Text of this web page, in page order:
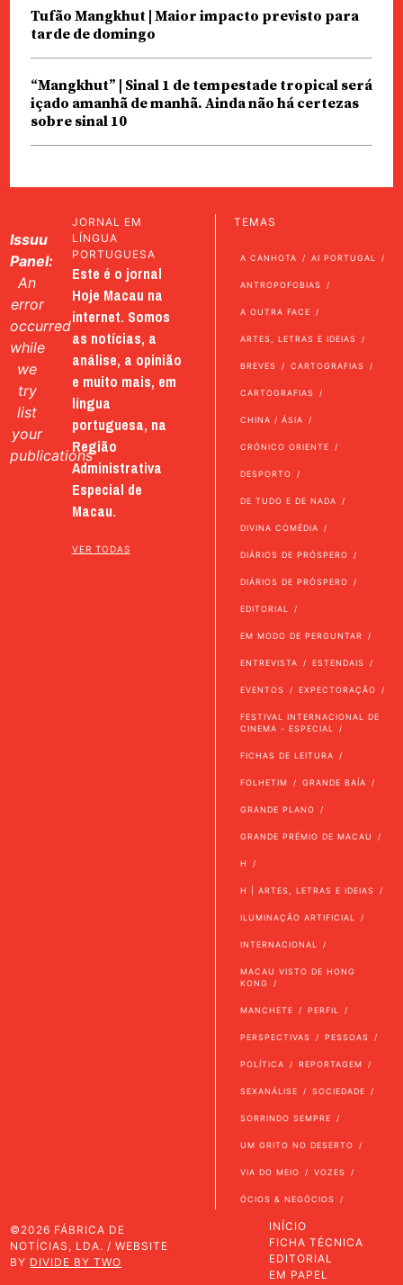
Tufão Mangkhut | Maior impacto previsto para
tarde de domingo
“Mangkhut” | Sinal 1 de tempestade tropical será
içado amanhã de manhã. Ainda não há certezas
sobre sinal 10
Issuu
Panel:
An
error
occurred
while
we
try
list
your
publications
JORNAL EM
LÍNGUA
PORTUGUESA
Este é o jornal
Hoje Macau na
internet. Somos
as notícias, a
análise, a opinião
e muito mais, em
língua
portuguesa, na
Região
Administrativa
Especial de
Macau.
VER TODAS
TEMAS
A CANHOTA AI PORTUGAL
ANTROPOFOBIAS
A OUTRA FACE
ARTES, LETRAS E IDEIAS
BREVES CARTOGRAFIAS
CARTOGRAFIAS
CHINA / ÁSIA
CRÓNICO ORIENTE
DESPORTO
DE TUDO E DE NADA
DIVINA COMÉDIA
DIÁRIOS DE PRÓSPERO
DIÁRIOS DE PRÓSPERO
EDITORIAL
EM MODO DE PERGUNTAR
ENTREVISTA ESTENDAIS
EVENTOS EXPECTORAÇÃO
FESTIVAL INTERNACIONAL DE
CINEMA - ESPECIAL
FICHAS DE LEITURA
FOLHETIM GRANDE BAÍA
GRANDE PLANO
GRANDE PRÉMIO DE MACAU
H
H | ARTES, LETRAS E IDEIAS
ILUMINAÇÃO ARTIFICIAL
INTERNACIONAL
MACAU VISTO DE HONG
KONG
MANCHETE PERFIL
PERSPECTIVAS PESSOAS
POLÍTICA REPORTAGEM
SEXANÁLISE SOCIEDADE
SORRINDO SEMPRE
UM GRITO NO DESERTO
VIA DO MEIO VOZES
ÓCIOS & NEGÓCIOS
©2026 FÁBRICA DE
NOTÍCIAS, LDA. / WEBSITE
BY DIVIDE BY TWO
INÍCIO
FICHA TÉCNICA
EDITORIAL
EM PAPEL